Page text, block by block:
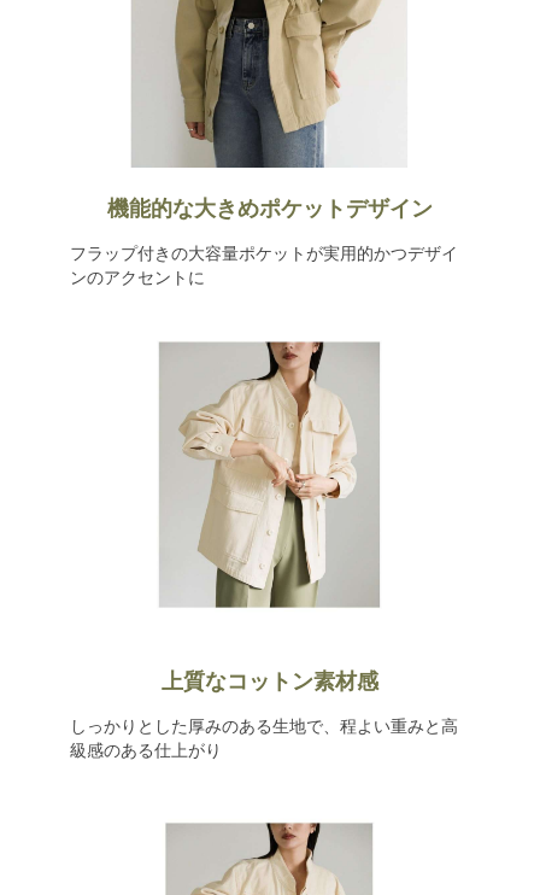
機能的な大きめポケットデザイン
フラップ付きの大容量ポケットが実用的かつデザイ
ンのアクセントに
上質なコットン素材感
しっかりとした厚みのある生地で、程よい重みと高
級感のある仕上がり